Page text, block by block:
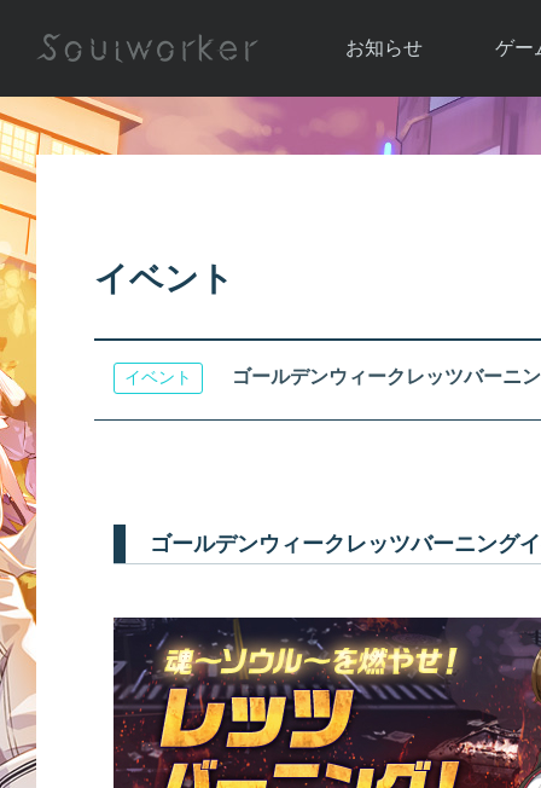
お知らせ
お知らせ一覧
ゲー
ソウ
アップ
イベント
イベント ゴールデンウィークレッツバーニ
ゴールデンウィークレッツバーニング